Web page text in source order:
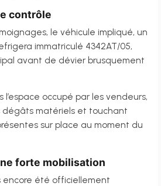
contrôle
le véhicule impliqué, un
immatriculé 4342AT/05,
avant de dévier brusquement
l’espace occupé par les vendeurs,
dégâts matériels et touchant
sur place au moment du
forte mobilisation
encore été officiellement